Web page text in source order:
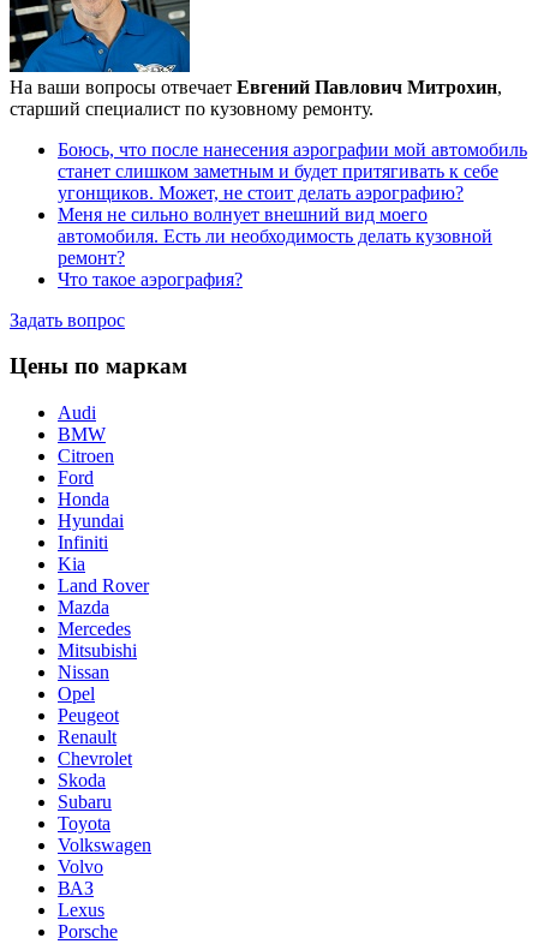
На ваши вопросы отвечает Евгений Павлович Митрохин,
старший специалист по кузовному ремонту.
Боюсь, что после нанесения аэрографии мой автомобиль
станет слишком заметным и будет притягивать к себе
угонщиков. Может, не стоит делать аэрографию?
Меня не сильно волнует внешний вид моего
автомобиля. Есть ли необходимость делать кузовной
ремонт?
Что такое аэрография?
Задать вопрос
Цены по маркам
Audi
BMW
Citroen
Ford
Honda
Hyundai
Infiniti
Kia
Land Rover
Mazda
Mercedes
Mitsubishi
Nissan
Opel
Peugeot
Renault
Chevrolet
Skoda
Subaru
Toyota
Volkswagen
Volvo
ВАЗ
Lexus
Porsche